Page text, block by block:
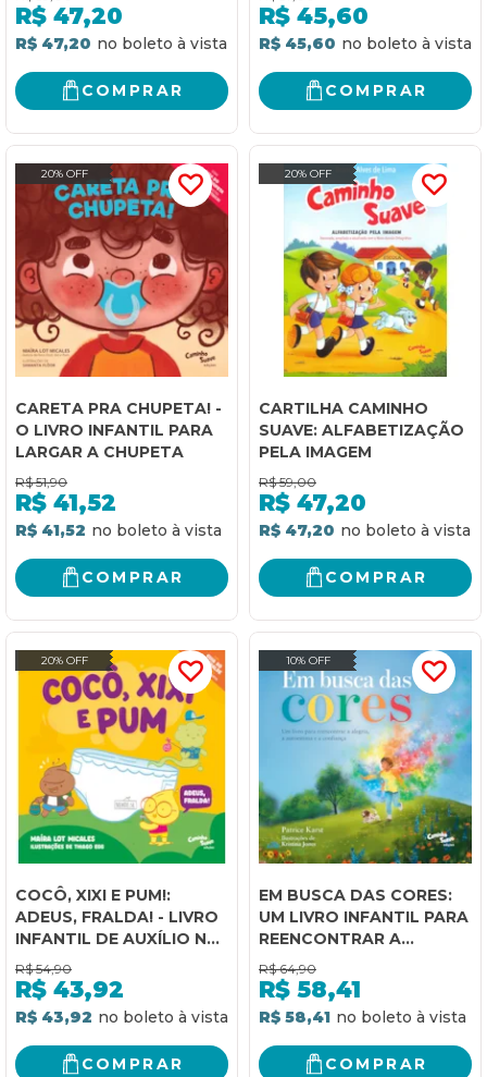
R$ 47,20
R$ 47,20
COMPRAR
R$ 45,60
R$ 45,60
COMPRAR
20% OFF
CARETA PRA CHUPETA! -
O LIVRO INFANTIL PARA
LARGAR A CHUPETA
R$ 51,90
R$ 41,52
R$ 41,52
COMPRAR
20% OFF
CARTILHA CAMINHO
SUAVE: ALFABETIZAÇÃO
PELA IMAGEM
R$ 59,00
R$ 47,20
R$ 47,20
COMPRAR
20% OFF
COCÔ, XIXI E PUM!:
ADEUS, FRALDA! - LIVRO
INFANTIL DE AUXÍLIO NO
DESFRALDE
R$ 54,90
R$ 43,92
R$ 43,92
COMPRAR
10% OFF
EM BUSCA DAS CORES:
UM LIVRO INFANTIL PARA
REENCONTRAR A
ALEGRIA, A AUTOESTIMA
E A CONFIANÇA
R$ 64,90
R$ 58,41
R$ 58,41
COMPRAR